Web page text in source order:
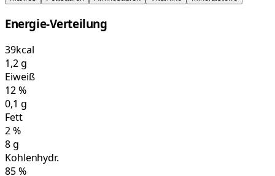
Energie-Verteilung
39kcal
1,2g
Eiweiß
12%
0,1 g
Fett
2%
8g
Kohlenhydr.
85%